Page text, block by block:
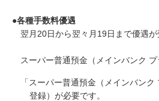
●各種手数料優遇
翌月20日から翌々月19日まで優遇が
スーパー普通預金（メインバンク
「スーパー普通預金（メインバン
登録）が必要です。